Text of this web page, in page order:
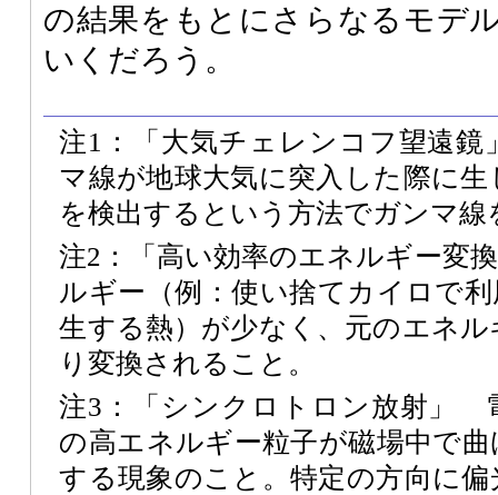
の結果をもとにさらなるモデ
いくだろう。
注1：「大気チェレンコフ望遠
マ線が地球大気に突入した際に
を検出するという方法でガンマ
注2：「高い効率のエネルギー変
ルギー（例：使い捨てカイロで
生する熱）が少なく、元のエネ
り変換されること。
注3：「シンクロトロン放射」
の高エネルギー粒子が磁場中で
する現象のこと。特定の方向に